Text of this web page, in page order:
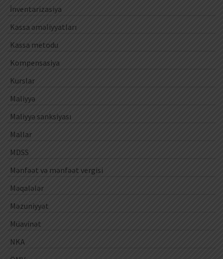
İnventarizasiya
Kassa əməliyyatları
Kassa metodu
Kompensasiya
Kurslar
Maliyyə
Maliyyə sanksiyası
Mallar
MDSS
Mənfəət və mənfəət vergisi
Məqalələr
Məzuniyyət
Müavinət
NKA